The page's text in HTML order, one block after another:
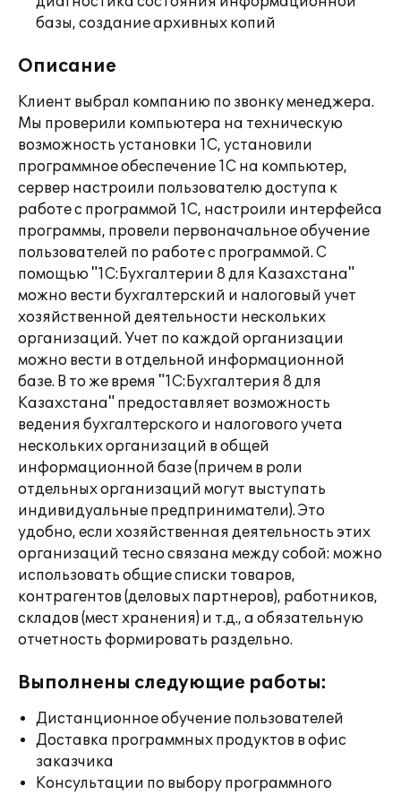
базы, создание архивных копий
Описание
Клиент выбрал компанию по звонку менеджера.
Мы проверили компьютера на техническую
возможность установки 1С, установили
программное обеспечение 1С на компьютер,
сервер настроили пользователю доступа к
работе с программой 1С, настроили интерфейса
программы, провели первоначальное обучение
пользователей по работе с программой. С
помощью "1С:Бухгалтерии 8 для Казахстана"
можно вести бухгалтерский и налоговый учет
хозяйственной деятельности нескольких
организаций. Учет по каждой организации
можно вести в отдельной информационной
базе. В то же время "1С:Бухгалтерия 8 для
Казахстана" предоставляет возможность
ведения бухгалтерского и налогового учета
нескольких организаций в общей
информационной базе (причем в роли
отдельных организаций могут выступать
индивидуальные предприниматели). Это
удобно, если хозяйственная деятельность этих
организаций тесно связана между собой: можно
использовать общие списки товаров,
контрагентов (деловых партнеров), работников,
складов (мест хранения) и т.д., а обязательную
отчетность формировать раздельно.
Выполнены следующие работы:
Дистанционное обучение пользователей
Доставка программных продуктов в офис
заказчика
Консультации по выбору программного